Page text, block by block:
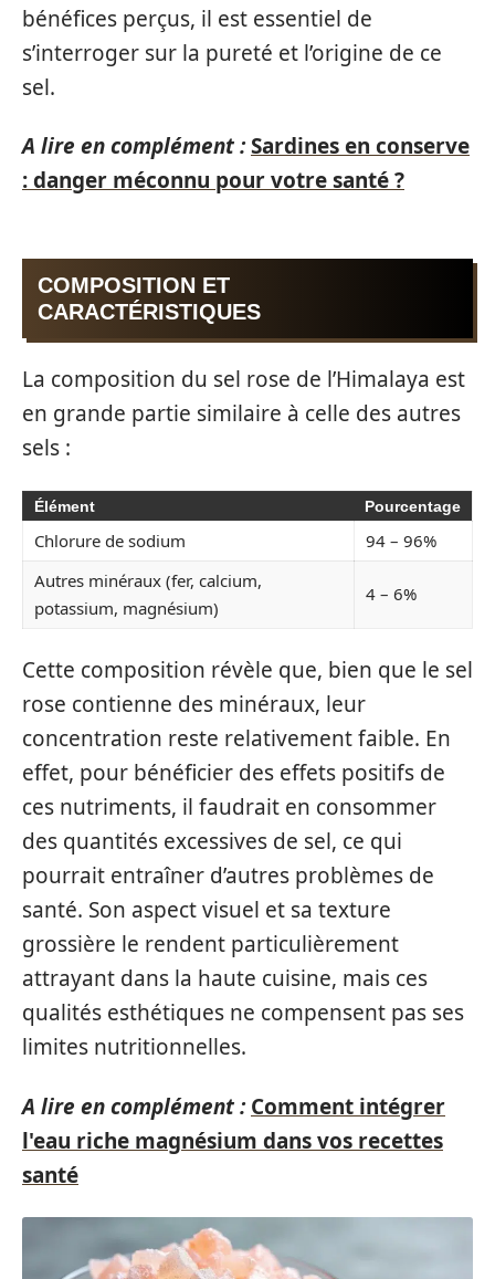
bénéfices perçus, il est essentiel de
s’interroger sur la pureté et l’origine de ce
sel.
A lire en complément :Sardines en conserve
: danger méconnu pour votre santé ?
COMPOSITION ET
CARACTÉRISTIQUES
La composition du sel rose de l’Himalaya est
en grande partie similaire à celle des autres
sels :
Élément Pourcentage
Chlorure de sodium
94 – 96%
Autres minéraux (fer, calcium,
potassium, magnésium)
4 – 6%
Cette composition révèle que, bien que le sel
rose contienne des minéraux, leur
concentration reste relativement faible. En
effet, pour bénéficier des effets positifs de
ces nutriments, il faudrait en consommer
des quantités excessives de sel, ce qui
pourrait entraîner d’autres problèmes de
santé. Son aspect visuel et sa texture
grossière le rendent particulièrement
attrayant dans la haute cuisine, mais ces
qualités esthétiques ne compensent pas ses
limites nutritionnelles.
A lire en complément : Comment intégrer
l'eau riche magnésium dans vos recettes
santé